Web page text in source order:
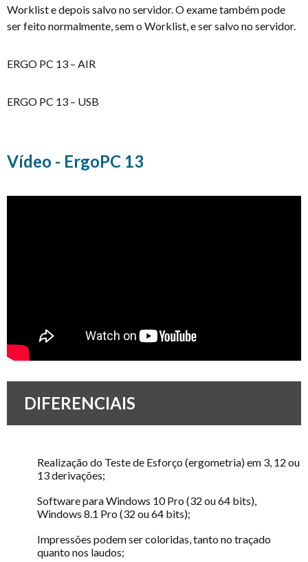
Worklist e depois salvo no servidor. O exame também pode
ser feito normalmente, sem o Worklist, e ser salvo no servidor.
ERGO PC 13 – AIR
ERGO PC 13 – USB
Vídeo - ErgoPC 13
DIFERENCIAIS
Realização do Teste de Esforço (ergometria) em 3, 12 ou
13 derivações;
Software para Windows 10 Pro (32 ou 64 bits),
Windows 8.1 Pro (32 ou 64 bits);
Impressões podem ser coloridas, tanto no traçado
quanto nos laudos;